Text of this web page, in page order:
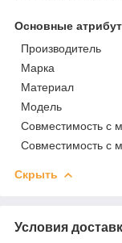
Основные
Производитель
Марка
Материал
Модель
Совместимость с
Совместимость с
Скрыть
Условия